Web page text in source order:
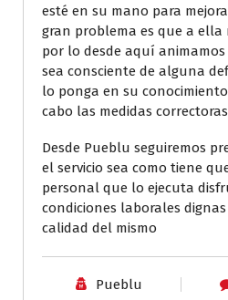
esté en su mano para
gran problema es que a ella
por lo desde aquí
sea consciente de alguna
lo ponga en su
cabo las medidas
Desde Pueblu seguiremos
el servicio sea como tiene
personal que lo ejecuta
condiciones laborales
calidad del mismo
Pueblu